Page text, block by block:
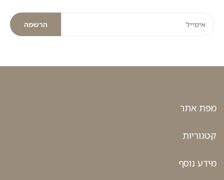
הרשמה
מפת אתר
קטגוריות
מידע נוסף